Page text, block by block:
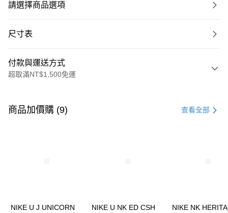
請選擇商品選項
尺寸表
付款與運送方式
超取滿NT$1,500免運
信用卡一次付款
商品加價購 (9) 查看全部
NIKE U J UNICORN
NIKE U NK ED CSH
NIKE NK